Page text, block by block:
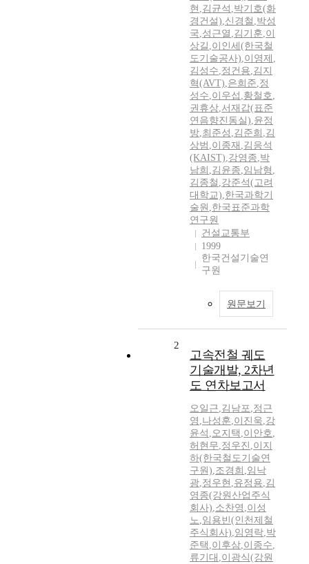
현 ,김균석 ,박기호(화
경건설),신경철 ,박성
국,성근열 ,김기훈,이
상길 ,이인세(한국철
도기술공사),이영제 ,
김성수,정건용,김지
혁(AVT),은희준,정
성수,이우섭 ,황철호,
권휴상,서재갑(표준
연음향진동실),윤정
방,최준성 ,김준희 ,김
상범 ,이종재 ,김응석
(KAIST),강영종,박
남희 ,김윤종,임남형 ,
김종철 ,강준석(고려
대학교),한국과학기
술원 ,한국표준과학
연구원
건설교통부
1999
한국건설기술연
구원
원문보기
2
고속전철 궤도
기술개발, 2차년
도 연차보고서
오일근,김남포,정근
영 ,나성훈,이진욱,강
윤석 ,오지택 ,이안호,
허현무,정우진 ,이지
하(한국철도기술연
구원),조경희 ,임낙
광,정우현 ,유정용,김
영종(강원산업주식
회사),소찬영 ,이성
노,임용빈(인천제철
주식회사),임영락,박
준택 ,이후삼,이종수,
류기대 ,이광식(강원